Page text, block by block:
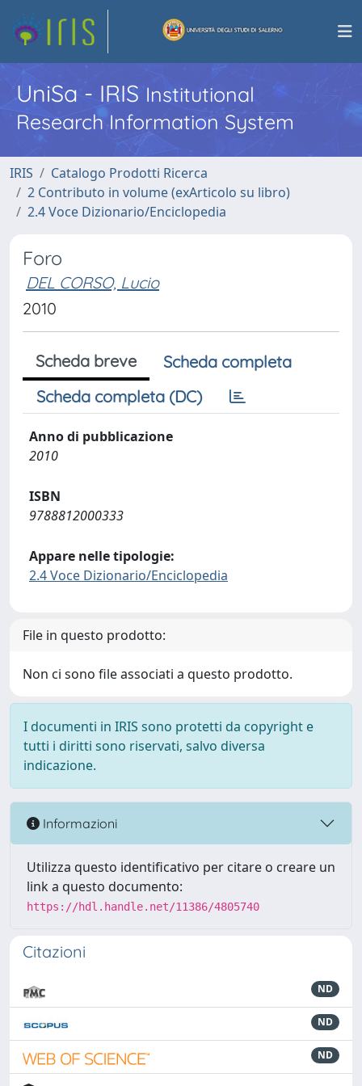
UniSa - IRISInstitutional
Research Information System
IRIS
Catalogo Prodotti Ricerca
2 Contributo in volume (exArticolo su libro)
2.4 Voce Dizionario/Enciclopedia
Foro
DEL CORSO, Lucio
2010
Scheda breve
Scheda completa
Scheda completa (DC)
Anno di pubblicazione
2010
ISBN
9788812000333
Appare nelle tipologie:
2.4 Voce Dizionario/Enciclopedia
File in questo prodotto:
Non ci sono file associati a questo prodotto.
I documenti in IRIS sono protetti da copyright e
tutti i diritti sono riservati, salvo diversa
indicazione.
Informazioni
Utilizza questo identificativo per citare o creare un
link a questo documento:
https://hdl.handle.net/11386/4805740
Citazioni
ND
ND
ND